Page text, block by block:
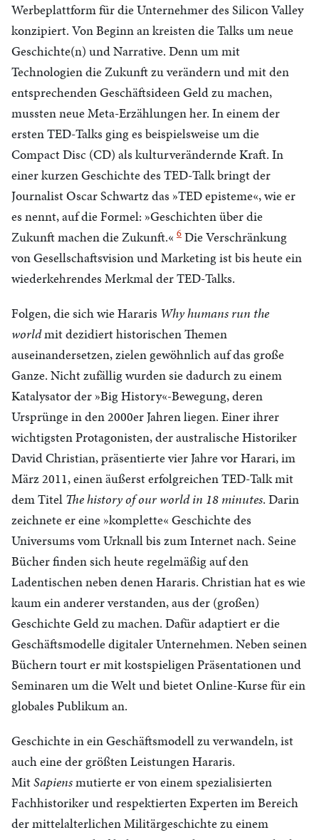
Werbeplattform für die Unternehmer des Silicon Valley
konzipiert. Von Beginn an kreisten die Talks um neue
Geschichte(n) und Narrative. Denn um mit
Technologien die Zukunft zu verändern und mit den
entsprechenden Geschäftsideen Geld zu machen,
mussten neue Meta-Erzählungen her. In einem der
erstenTED-Talks ging es beispielsweise um die
Compact Disc (CD) als kulturverändernde Kraft. In
einer kurzen Geschichte des TED-Talk bringt der
Journalist Oscar Schwartz das »TEDepisteme«, wie er
es nennt, auf die Formel: »Geschichten über die
Zukunft machen die Zukunft.« 6 Die Verschränkung
von Gesellschaftsvision und Marketing ist bis heute ein
wiederkehrendes Merkmal derTED-Talks.
Folgen, die sich wie Hararis Why humans run the
worldmit dezidiert historischen Themen
auseinandersetzen, zielen gewöhnlich auf das große
Ganze. Nicht zufällig wurden sie dadurch zu einem
Katalysator der »Big History«-Bewegung, deren
Ursprünge in den 2000er Jahren liegen. Einer ihrer
wichtigsten Protagonisten, der australische Historiker
David Christian, präsentierte vier Jahre vor Harari, im
März 2011, einen äußerst erfolgreichenTED-Talk mit
dem Titel The history of our world in 18 minutes. Darin
zeichnete er eine »komplette« Geschichte des
Universums vom Urknall bis zum Internet nach. Seine
Bücher finden sich heute regelmäßig auf den
Ladentischen neben denen Hararis. Christian hat es wie
kaum ein anderer verstanden, aus der (großen)
Geschichte Geld zu machen. Dafür adaptiert er die
Geschäftsmodelle digitaler Unternehmen. Neben seinen
Büchern tourt er mit kostspieligen Präsentationen und
Seminaren um die Welt und bietet Online-Kurse für ein
globales Publikum an.
Geschichte in ein Geschäftsmodell zu verwandeln, ist
auch eine der größten Leistungen Hararis.
MitSapiensmutierte er von einem spezialisierten
Fachhistoriker und respektierten Experten im Bereich
der mittelalterlichen Militärgeschichte zu einem